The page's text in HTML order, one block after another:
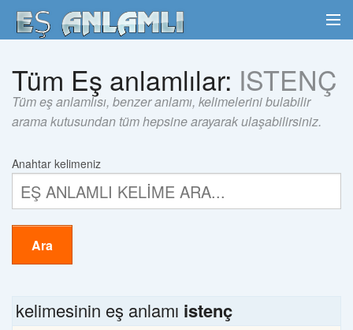
Tüm Eş anlamlılar: ISTENÇ
Tüm eş anlamlısı, benzer anlamı, kelimelerini bulabilir
arama kutusundan tüm hepsine arayarak ulaşabilirsiniz.
Anahtar kelimeniz
Ara
kelimesinin eş anlamı istenç